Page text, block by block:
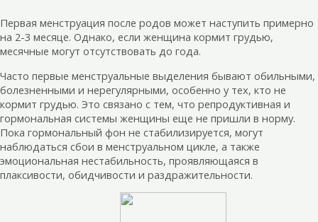
Первая менструация после родов может наступить примерно
на 2-3 месяце. Однако, если женщина кормит грудью,
месячные могут отсутствовать до года.
Часто первые менструальные выделения бывают обильными,
болезненными и нерегулярными, особенно у тех, кто не
кормит грудью. Это связано с тем, что репродуктивная и
гормональная системы женщины еще не пришли в норму.
Пока гормональный фон не стабилизируется, могут
наблюдаться сбои в менструальном цикле, а также
эмоциональная нестабильность, проявляющаяся в
плаксивости, обидчивости и раздражительности.